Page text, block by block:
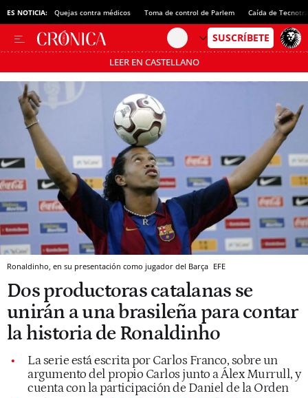
ES NOTICIA: Quejas contra médicos Toma de control de Parlem Caída de
LEER EN CASTELLANO
Pásate al MODO AHORRO
Ronaldinho, en su presentación como jugador del Barça EFE
Dos productoras catalanas se
unirán a una brasileña para contar
la historia de Ronaldinho
La serie está escrita por Carlos Franco, sobre un
argumento del propio Carlos junto a Álex Murrull, y
cuenta con la participación de Daniel de la Orden